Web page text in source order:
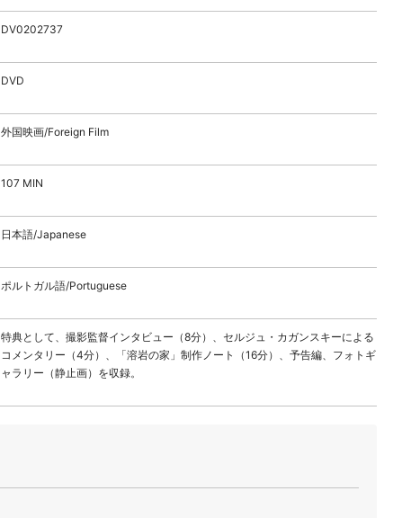
DV0202737
DVD
外国映画/Foreign Film
107 MIN
日本語/Japanese
ポルトガル語/Portuguese
特典として、撮影監督インタビュー（8分）、セルジュ・カガンスキーによる
コメンタリー（4分）、「溶岩の家」制作ノート（16分）、予告編、フォトギ
ャラリー（静止画）を収録。